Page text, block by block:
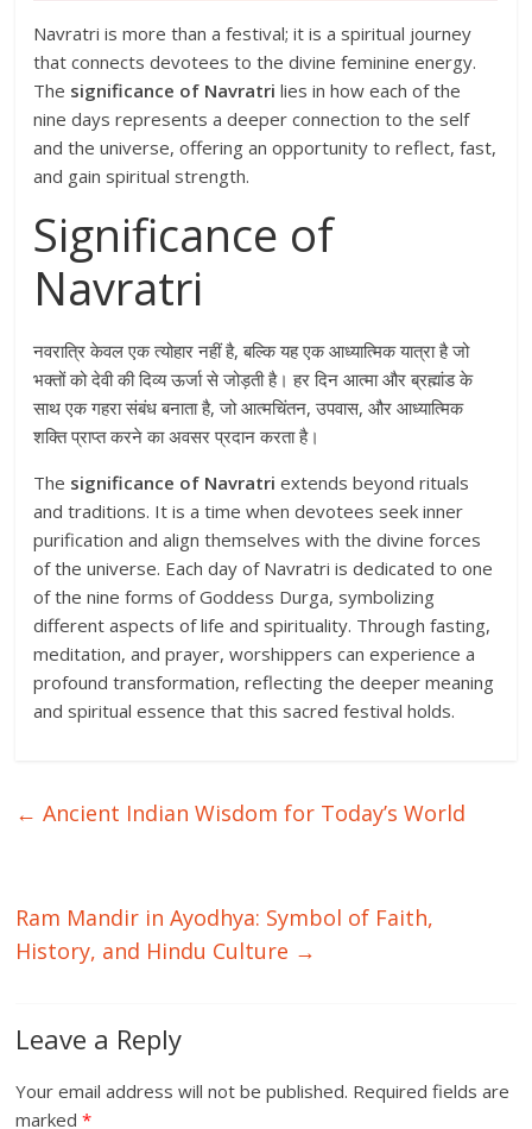
Navratri is more than a festival; it is a spiritual journey
that connects devotees to the divine feminine energy.
The significance of Navratri lies in how each of the
nine days represents a deeper connection to the self
and the universe, offering an opportunity to reflect, fast,
and gain spiritual strength.
Significance of
Navratri
नवरात्रि केवल एक त्योहार नहीं है, बल्कि यह एक आध्यात्मिक यात्रा है जो
भक्तों को देवी की दिव्य ऊर्जा से जोड़ती है। हर दिन आत्मा और ब्रह्मांड के
साथ एक गहरा संबंध बनाता है, जो आत्मचिंतन, उपवास, और आध्यात्मिक
शक्ति प्राप्त करने का अवसर प्रदान करता है।
The significance of Navratri extends beyond rituals
and traditions. It is a time when devotees seek inner
purification and align themselves with the divine forces
of the universe. Each day of Navratri is dedicated to one
of the nine forms of Goddess Durga, symbolizing
different aspects of life and spirituality. Through fasting,
meditation, and prayer, worshippers can experience a
profound transformation, reflecting the deeper meaning
and spiritual essence that this sacred festival holds.
← Ancient Indian Wisdom for Today’s World
Ram Mandir in Ayodhya: Symbol of Faith,
History, and Hindu Culture →
Leave a Reply
Your email address will not be published. Required fields are
marked*